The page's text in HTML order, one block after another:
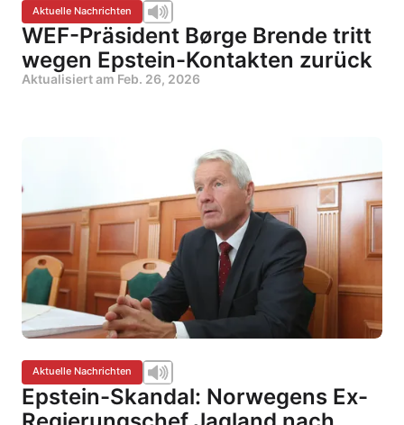
Aktuelle Nachrichten
WEF-Präsident Børge Brende tritt
wegen Epstein-Kontakten zurück
Aktualisiert am Feb. 26, 2026
Aktuelle Nachrichten
Epstein-Skandal: Norwegens Ex-